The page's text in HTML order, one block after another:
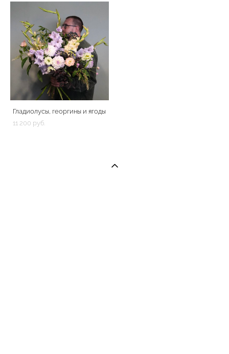
Гладиолусы, георгины и ягоды
11 200 pуб.